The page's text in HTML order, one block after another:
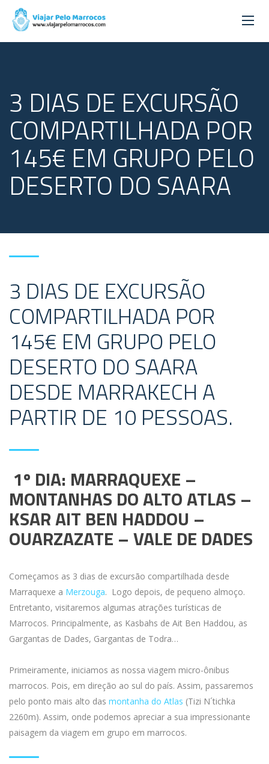
3 DIAS DE EXCURSÃO
COMPARTILHADA POR
145€ EM GRUPO PELO
DESERTO DO SAARA
3 DIAS DE EXCURSÃO
COMPARTILHADA POR
145€ EM GRUPO PELO
DESERTO DO SAARA
DESDE MARRAKECH A
PARTIR DE 10 PESSOAS.
1º DIA: MARRAQUEXE –
MONTANHAS DO ALTO ATLAS –
KSAR AIT BEN HADDOU –
OUARZAZATE – VALE DE DADES
Começamos as 3 dias de excursão compartilhada desde
Marraquexe a Merzouga. Logo depois, de pequeno almoço.
Entretanto, visitaremos algumas atrações turísticas de
Marrocos. Principalmente, as Kasbahs de Ait Ben Haddou, as
Gargantas de Dades, Gargantas de Todra…
Primeiramente, iniciamos as nossa viagem micro-ônibus
marrocos. Pois, em direção ao sul do país. Assim, passaremos
pelo ponto mais alto das montanha do Atlas (Tizi N´tichka
2260m). Assim, onde podemos apreciar a sua impressionante
paisagem da viagem em grupo em marrocos.